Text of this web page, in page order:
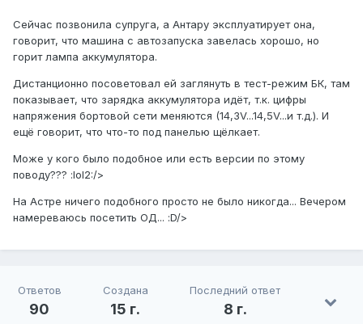
Сейчас позвонила супруга, а Антару эксплуатирует она,
говорит, что машина с автозапуска завелась хорошо, но
горит лампа аккумулятора.
Дистанционно посоветовал ей заглянуть в тест-режим БК, там
показывает, что зарядка аккумулятора идёт, т.к. цифры
напряжения бортовой сети меняются (14,3V...14,5V...и т.д.). И
ещё говорит, что что-то под панелью щёлкает.
Може у кого было подобное или есть версии по этому
поводу??? :lol2:/>
На Астре ничего подобного просто не было никогда... Вечером
намереваюсь посетить ОД... :D/>
Ответов
90
Создана
15 г.
Последний ответ
8 г.